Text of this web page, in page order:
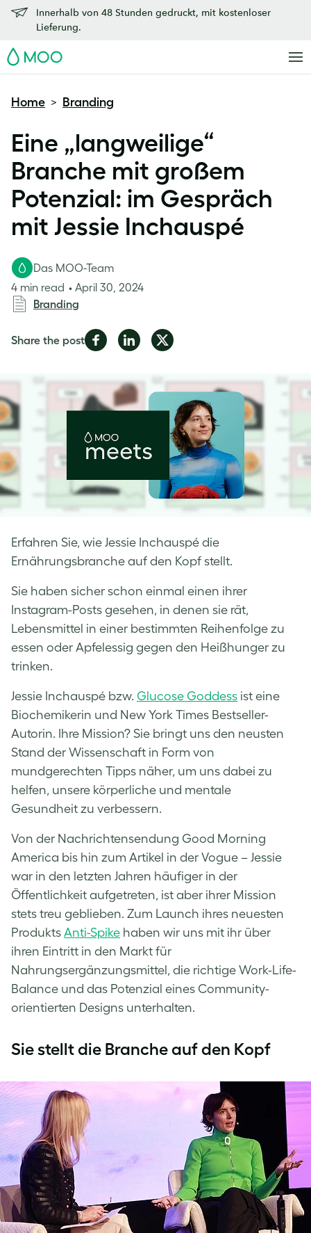
Innerhalb von 48 Stunden gedruckt, mit kostenloser
Lieferung.
MOO
Home > Branding
Eine „langweilige“
Branche mit großem
Potenzial: im Gespräch
mit Jessie Inchauspé
Erfahren Sie, wie Jessie Inchauspé die
Ernährungsbranche auf den Kopf stellt.
Das MOO-Team
4 min read
April 30, 2024
Branding
Share the postShare Share
LinkedIn
Share
Twitter
Sie haben sicher schon einmal einen ihrer
Instagram-Posts gesehen, in denen sie rät,
Lebensmittel in einer bestimmten Reihenfolge zu
essen oder Apfelessig gegen den Heißhunger zu
trinken.
Jessie Inchauspé bzw. Glucose Goddess ist eine
Biochemikerin und New York Times Bestseller-
Autorin. Ihre Mission? Sie bringt uns den neusten
Stand der Wissenschaft in Form von
mundgerechten Tipps näher, um uns dabei zu
helfen, unsere körperliche und mentale
Gesundheit zu verbessern.
Von der Nachrichtensendung Good Morning
America bis hin zum Artikel in der Vogue – Jessie
war in den letzten Jahren häufiger in der
Öffentlichkeit aufgetreten, ist aber ihrer Mission
stets treu geblieben. Zum Launch ihres neuesten
Produkts Anti-Spike haben wir uns mit ihr über
ihren Eintritt in den Markt für
Nahrungsergänzungsmittel, die richtige Work-Life-
Balance und das Potenzial eines Community-
orientierten Designs unterhalten.
Sie stellt die Branche auf den Kopf